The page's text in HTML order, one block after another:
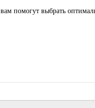
помогут выбрать